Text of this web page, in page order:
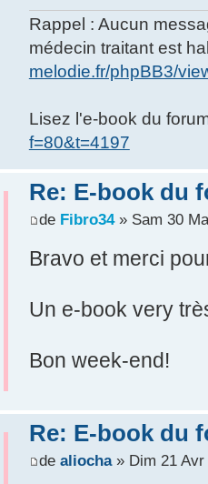
Rappel : Aucun
médecin traitant est
melodie.fr/phpBB3/
Lisez l'e-book du
f=80&t=4197
Re: E-book du
de Fibro34» Sam 30
Bravo et merci
Un e-book very
Bon week-end!
Re: E-book du
de aliocha» Dim 21 Avr